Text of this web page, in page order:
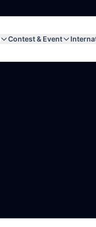
Contest & Event